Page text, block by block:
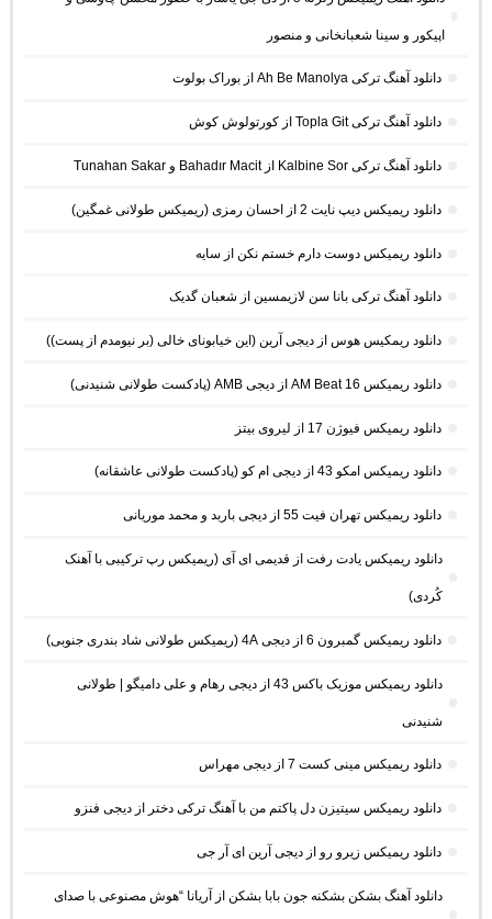
اپیکور و سینا شعبانخانی و منصور
دانلود آهنگ ترکی Ah Be Manolya از بوراک بولوت
دانلود آهنگ ترکی Topla Git از کورتولوش کوش
دانلود آهنگ ترکی Kalbine Sor از Bahadır Macit و Tunahan Sakar
دانلود ریمیکس دیپ نایت 2 از احسان رمزی (ریمیکس طولانی غمگین)
دانلود ریمیکس دوست دارم خستم نکن از سایه
دانلود آهنگ ترکی بانا سن لازیمسین از شعبان گدیک
دانلود ریمکیس هوس از دیجی آرین (این خیابونای خالی (بر نیومدم از پست))
دانلود ریمیکس AM Beat 16 از دیجی AMB (پادکست طولانی شنیدنی)
دانلود ریمیکس فیوژن 17 از لیروی بیتز
دانلود ریمیکس امکو 43 از دیجی ام کو (پادکست طولانی عاشقانه)
دانلود ریمیکس تهران فیت 55 از دیجی باربد و محمد موریانی
دانلود ریمیکس یادت رفت از قدیمی ای آی (ریمیکس رپ ترکیبی با آهنک
کُردی)
دانلود ریمیکس گمبرون 6 از دیجی 4A (ریمیکس طولانی شاد بندری جنوبی)
دانلود ریمیکس موزیک باکس 43 از دیجی رهام و علی دامیگو | طولانی
شنیدنی
دانلود ریمیکس مینی کست 7 از دیجی مهراس
دانلود ریمیکس سیتیزن دل پاکتم من با آهنگ ترکی دختر از دیجی فنزو
دانلود ریمیکس زیرو رو از دیجی آرین ای آر جی
دانلود آهنگ بشکن بشکنه جون بابا بشکن از آریانا “هوش مصنوعی با صدای